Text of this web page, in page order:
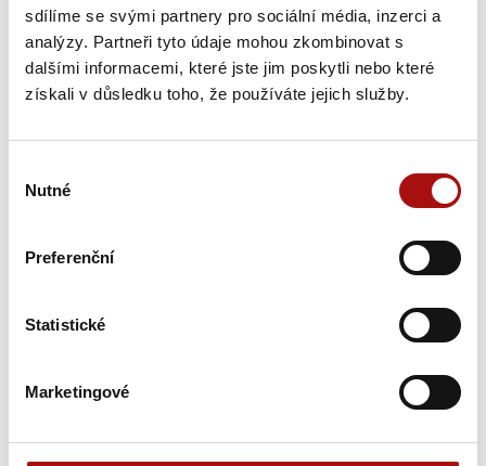
sdílíme se svými partnery pro sociální média, inzerci a
analýzy. Partneři tyto údaje mohou zkombinovat s
dalšími informacemi, které jste jim poskytli nebo které
získali v důsledku toho, že používáte jejich služby.
souhlasu
Nutné
Preferenční
Statistické
Marketingové
0,00 Kč